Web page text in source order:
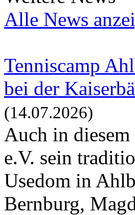
Alle News
Tenniscamp
bei der
(14.07.2026)
Auch in
e.V. sein
Usedom in
Bernburg,